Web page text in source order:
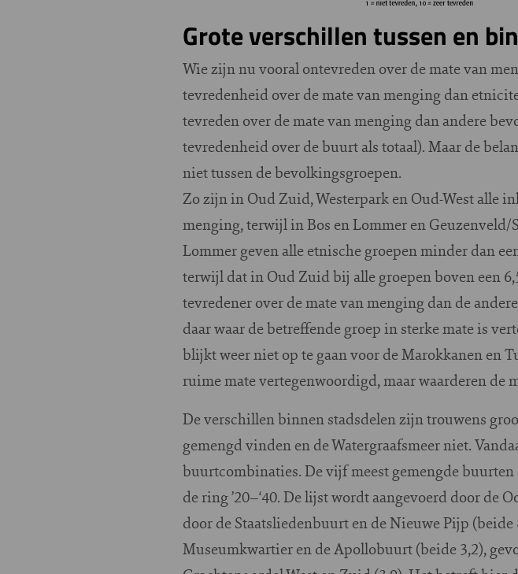
Grote verschillen tussen en
Wie zijn nu vooral ontevreden over de mate van
tevredenheid over de mate van menging dan
tevreden over de mate van menging dan andere
tevredenheid over de buurt als totaal). Maar de
niet tussen de bevolkingsgroepen.
Zo zijn in Oud Zuid, Westerpark en Oud-West alle
menging, terwijl in Bos en Lommer en Geuzenveld/
Lommer geven alle etnische groepen minder dan
terwijl dat in Oud Zuid bij alle groepen boven een
tevredener over de mate van menging dan de
daar waar de betreffende groep in sterke mate is
blijkt weer niet op te gaan voor de Marokkanen en
ruime mate vertegenwoordigd, maar waarderen de
De verschillen binnen stadsdelen zijn trouwens
gemengd vinden en de Watergraafsmeer niet.
buurtcombinaties. De vijf meest gemengde
de ring ’20–‘40. De lijst wordt aangevoerd door
door de Staatsliedenbuurt en de Nieuwe Pijp
Museumkwartier en de Apollobuurt (beide 3,2),